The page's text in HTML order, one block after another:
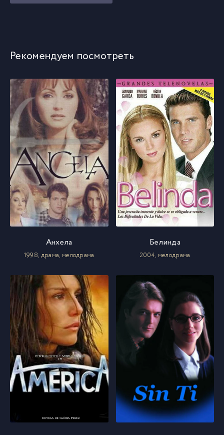
Рекомендуем посмотреть
Анхела
1998, драма, мелодрама
Белинда
2004, мелодрама